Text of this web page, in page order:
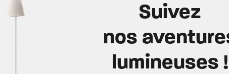
Suivez
nos
lumineuses !